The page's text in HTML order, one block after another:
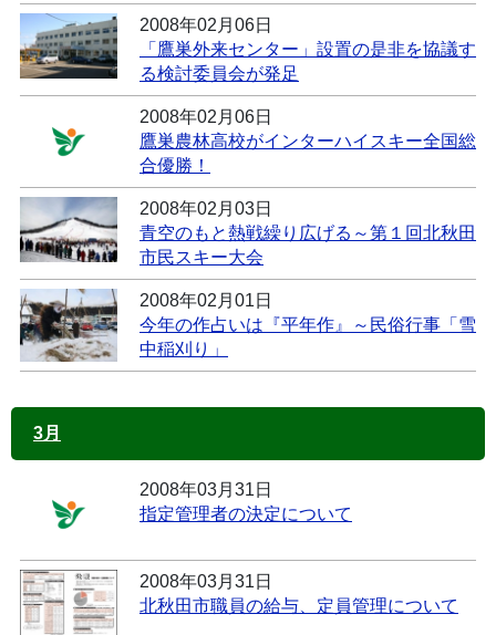
2008年02月06日
「鷹巣外来センター」設置の是非を協議す
る検討委員会が発足
2008年02月06日
鷹巣農林高校がインターハイスキー全国総
合優勝！
2008年02月03日
青空のもと熱戦繰り広げる～第１回北秋田
市民スキー大会
2008年02月01日
今年の作占いは『平年作』～民俗行事「雪
中稲刈り」
3月
2008年03月31日
指定管理者の決定について
2008年03月31日
北秋田市職員の給与、定員管理について